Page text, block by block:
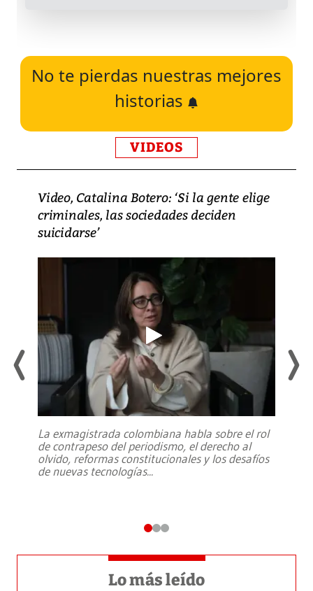
No te pierdas nuestras mejores
historias
VIDEOS
Video, Catalina Botero: ‘Si la gente elige
criminales, las sociedades deciden
suicidarse’
La exmagistrada colombiana habla sobre el rol
de contrapeso del periodismo, el derecho al
olvido, reformas constitucionales y los desafíos
de nuevas tecnologías...
Lo más leído